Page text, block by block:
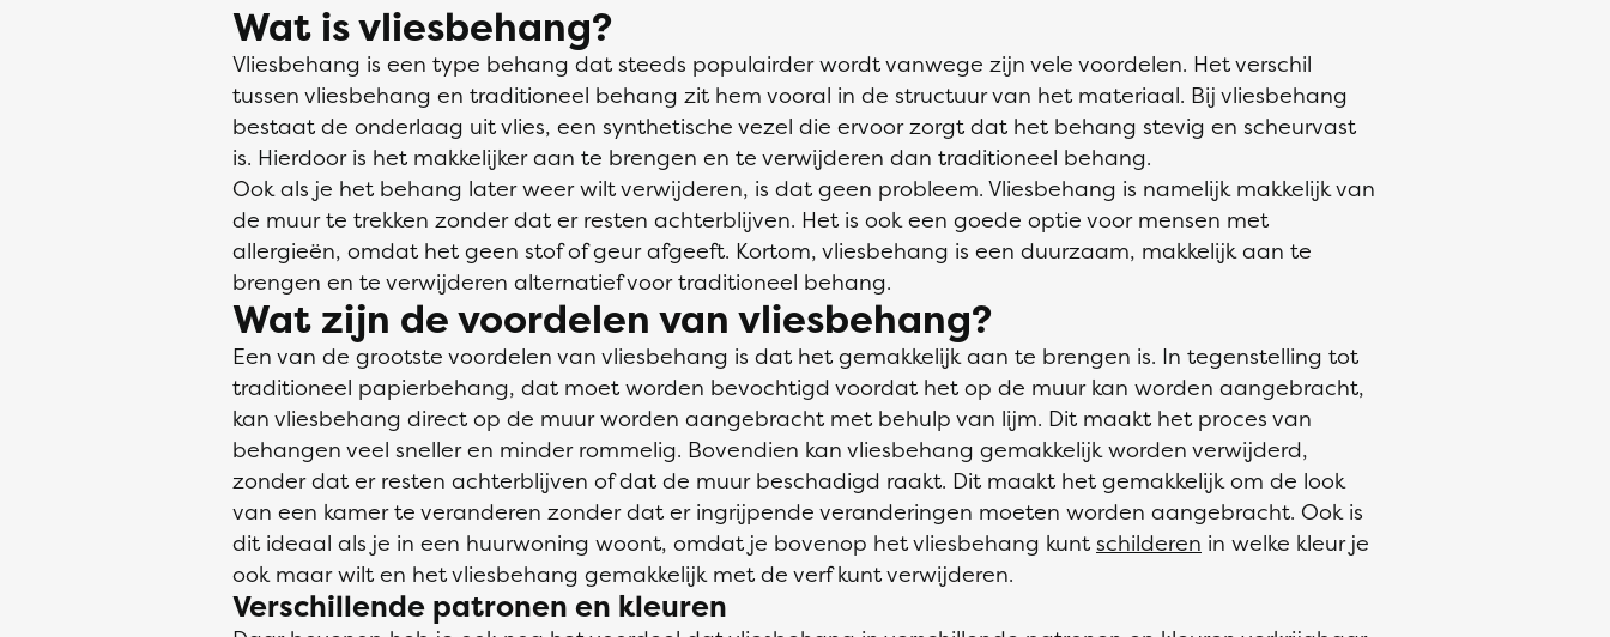
Wat is vliesbehang?
Vliesbehang is een type behang dat steeds populairder wordt vanwege zijn vele voordelen. Het verschil
tussen vliesbehang en traditioneel behang zit hem vooral in de structuur van het materiaal. Bij vliesbehang
bestaat de onderlaag uit vlies, een synthetische vezel die ervoor zorgt dat het behang stevig en scheurvast
is. Hierdoor is het makkelijker aan te brengen en te verwijderen dan traditioneel behang.
Ook als je het behang later weer wilt verwijderen, is dat geen probleem. Vliesbehang is namelijk makkelijk van
de muur te trekken zonder dat er resten achterblijven. Het is ook een goede optie voor mensen met
allergieën, omdat het geen stof of geur afgeeft. Kortom, vliesbehang is een duurzaam, makkelijk aan te
brengen en te verwijderen alternatief voor traditioneel behang.
Wat zijn de voordelen van vliesbehang?
Een van de grootste voordelen van vliesbehang is dat het gemakkelijk aan te brengen is. In tegenstelling tot
traditioneel papierbehang, dat moet worden bevochtigd voordat het op de muur kan worden aangebracht,
kan vliesbehang direct op de muur worden aangebracht met behulp van lijm. Dit maakt het proces van
behangen veel sneller en minder rommelig. Bovendien kan vliesbehang gemakkelijk worden verwijderd,
zonder dat er resten achterblijven of dat de muur beschadigd raakt. Dit maakt het gemakkelijk om de look
van een kamer te veranderen zonder dat er ingrijpende veranderingen moeten worden aangebracht. Ook is
dit ideaal als je in een huurwoning woont, omdat je bovenop het vliesbehang kunt schilderen in welke kleur je
ook maar wilt en het vliesbehang gemakkelijk met de verf kunt verwijderen.
Verschillende patronen en kleuren